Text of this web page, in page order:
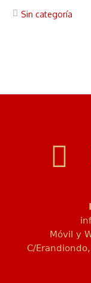
Sin categoría
Móvil y
C/